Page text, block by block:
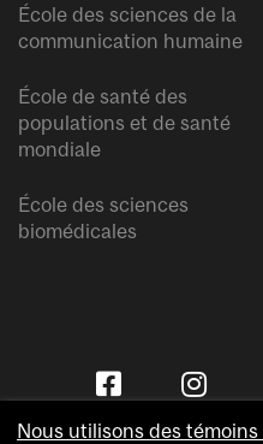
École des sciences de la
communication humaine
École de santé des
populations et de santé
mondiale
École des sciences
biomédicales
Nous utilisons des